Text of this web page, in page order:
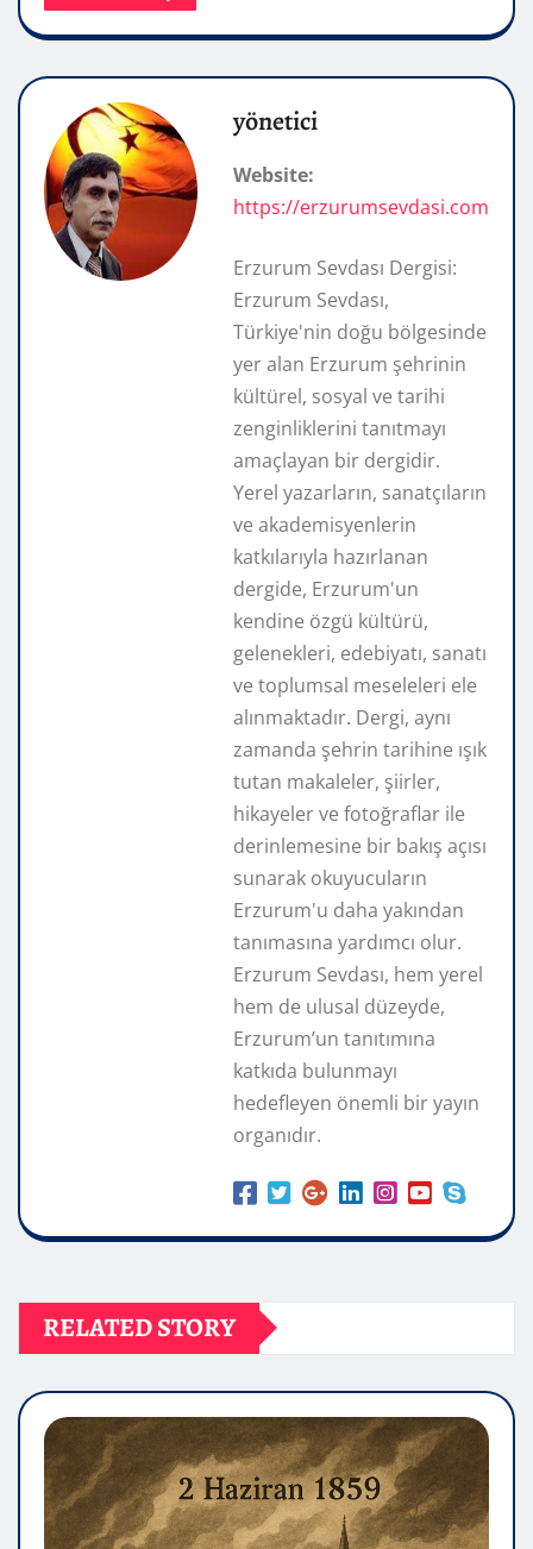
yönetici
Website:
https://erzurumsevdasi.com
Erzurum Sevdası Dergisi:
Erzurum Sevdası,
Türkiye'nin doğu bölgesinde
yer alan Erzurum şehrinin
kültürel, sosyal ve tarihi
zenginliklerini tanıtmayı
amaçlayan bir dergidir.
Yerel yazarların, sanatçıların
ve akademisyenlerin
katkılarıyla hazırlanan
dergide, Erzurum'un
kendine özgü kültürü,
gelenekleri, edebiyatı, sanatı
ve toplumsal meseleleri ele
alınmaktadır. Dergi, aynı
zamanda şehrin tarihine ışık
tutan makaleler, şiirler,
hikayeler ve fotoğraflar ile
derinlemesine bir bakış açısı
sunarak okuyucuların
Erzurum'u daha yakından
tanımasına yardımcı olur.
Erzurum Sevdası, hem yerel
hem de ulusal düzeyde,
Erzurum’un tanıtımına
katkıda bulunmayı
hedefleyen önemli bir yayın
organıdır.
RELATED STORY